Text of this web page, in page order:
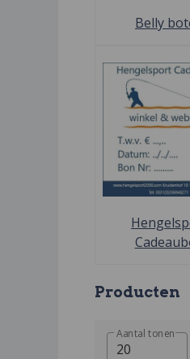
Belly
Producten
Aantal tonen
20